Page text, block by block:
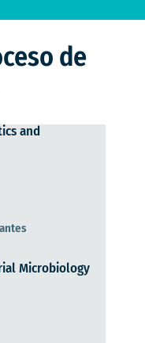
de
and
Microbiology